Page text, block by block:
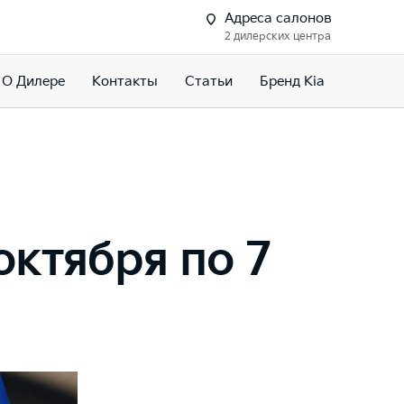
Адреса салонов
2 дилерских центра
О Дилере Контакты Статьи Бренд Kia
по 7